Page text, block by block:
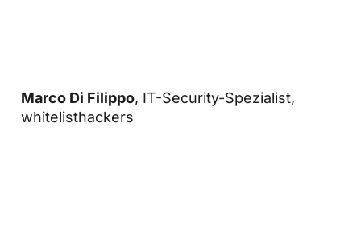
Marco Di Filippo, IT-Security-Spezialist,
whitelisthackers